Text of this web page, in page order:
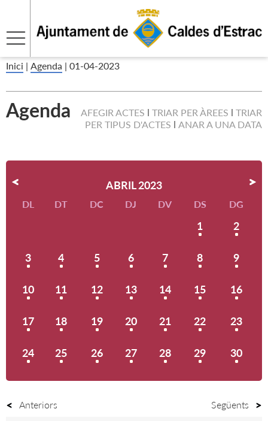
Inici | Agenda | 01-04-2023
Agenda AFEGIR ACTES TRIAR PER ÀREES
TRIAR
PER TIPUS D'ACTES
ANAR A UNA DATA
ABRIL 2023
DL DT DC DJ DV DS DG
1 2
3 4 5 6 7 8 9
10 11 12 13 14 15 16
17 18 19 20 21 22 23
24 25 26 27 28 29 30
Anteriors Següents